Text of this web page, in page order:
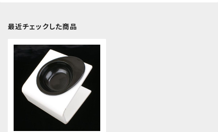
最近チェックした商品